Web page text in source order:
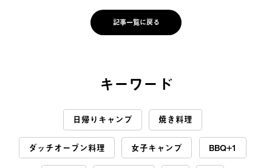
記事一覧に戻る
キーワード
日帰りキャンプ 焼き料理
ダッチオーブン料理 女子キャンプ BBQ+1